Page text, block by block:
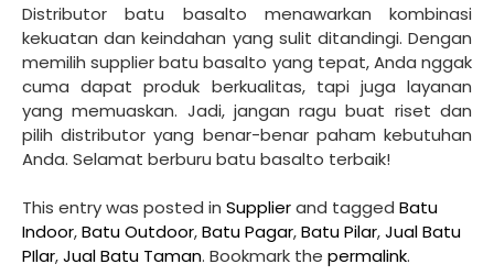
Distributor batu basalto menawarkan kombinasi
kekuatan dan keindahan yang sulit ditandingi. Dengan
memilih supplier batu basalto yang tepat, Anda nggak
cuma dapat produk berkualitas, tapi juga layanan
yang memuaskan. Jadi, jangan ragu buat riset dan
pilih distributor yang benar-benar paham kebutuhan
Anda. Selamat berburu batu basalto terbaik!
This entry was posted in Supplierand tagged Batu
Indoor,Batu Outdoor,Batu Pagar,Batu Pilar,Jual Batu
PIlar,Jual Batu Taman. Bookmark the permalink.